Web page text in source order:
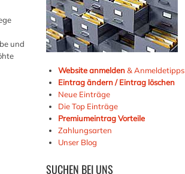
Website anmelden& Anmeldetipps
Eintrag ändern / Eintrag löschen
Neue Einträge
Die Top Einträge
Premiumeintrag Vorteile
Zahlungsarten
Unser Blog
SUCHEN BEI UNS
und